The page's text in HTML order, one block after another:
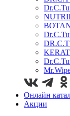
Онлайн
Акции